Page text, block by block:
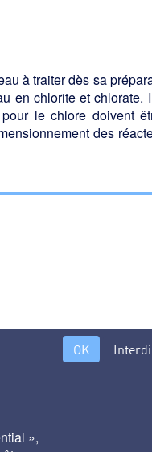
à traiter dès sa
en chlorite et chlorate.
le chlore doivent
des
»,
OK